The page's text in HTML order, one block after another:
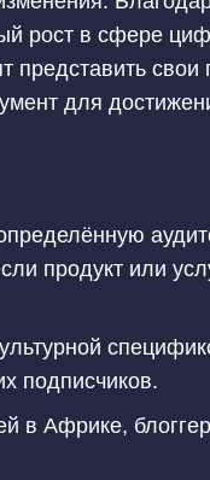
рост в сфере
свои
для
продукт или
подписчиков.
в Африке,